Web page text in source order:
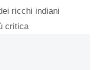
ricchi indiani
critica